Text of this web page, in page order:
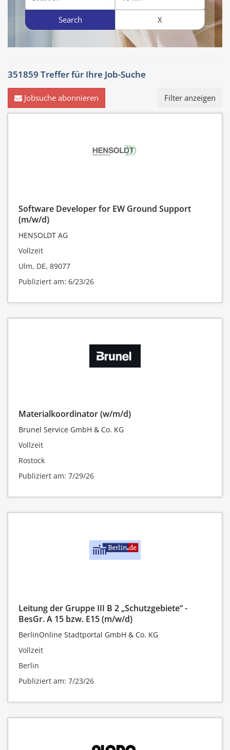
Search X
351859 Treffer für Ihre Job-Suche
Filter anzeigen
Jobsuche abonnieren
Software Developer for EW Ground Support
(m/w/d)
HENSOLDT AG
Vollzeit
Ulm, DE, 89077
Publiziert am: 6/23/26
Materialkoordinator (w/m/d)
Brunel Service GmbH & Co. KG
Vollzeit
Rostock
Publiziert am: 7/29/26
Leitung der Gruppe III B 2 „Schutzgebiete“ -
BesGr. A 15 bzw. E15 (m/w/d)
BerlinOnline Stadtportal GmbH & Co. KG
Vollzeit
Berlin
Publiziert am: 7/23/26